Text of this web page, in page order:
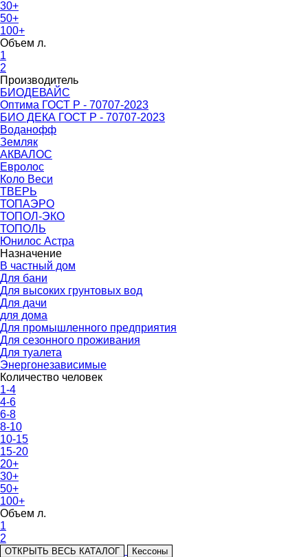
30+
50+
100+
Объем л.
1
2
Производитель
БИОДЕВАЙС
Оптима ГОСТ Р - 70707-2023
БИО ДЕКА ГОСТ Р - 70707-2023
Воданофф
Земляк
АКВАЛОС
Евролос
Коло Веси
ТВЕРЬ
ТОПАЭРО
ТОПОЛ-ЭКО
ТОПОЛЬ
Юнилос Астра
Назначение
В частный дом
Для бани
Для высоких грунтовых вод
Для дачи
для дома
Для промышленного предприятия
Для сезонного проживания
Для туалета
Энергонезависимые
Количество человек
1-4
4-6
6-8
8-10
10-15
15-20
20+
30+
50+
100+
Объем л.
1
2
ОТКРЫТЬ ВЕСЬ КАТАЛОГ Кессоны